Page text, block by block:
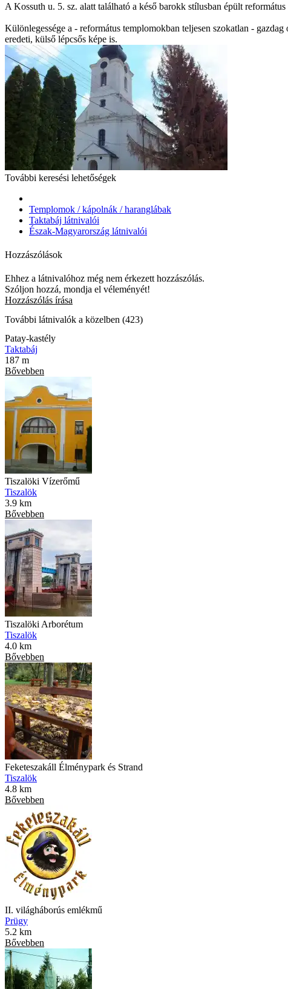
A Kossuth u. 5. sz. alatt található a késő barokk stílusban épült
Különlegessége a - református templomokban teljesen szokatlan -
eredeti, külső lépcsős képe is.
További keresési lehetőségek
Templomok / kápolnák / haranglábak
Taktabáj látnivalói
Észak-Magyarország látnivalói
Hozzászólások
Ehhez a látnivalóhoz még nem érkezett hozzászólás.
Szóljon hozzá, mondja el véleményét!
Hozzászólás írása
További látnivalók a közelben (423)
Patay-kastély
Taktabáj
187 m
Bővebben
Tiszalöki Vízerőmű
Tiszalök
3.9 km
Bővebben
Tiszalöki Arborétum
Tiszalök
4.0 km
Bővebben
Feketeszakáll Élménypark és Strand
Tiszalök
4.8 km
Bővebben
II. világháborús emlékmű
Prügy
5.2 km
Bővebben